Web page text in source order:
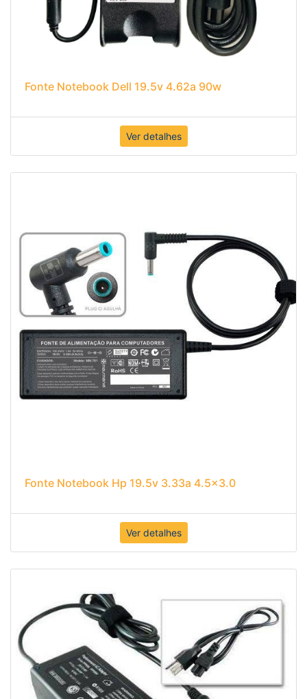
Fonte Notebook Dell 19.5v 4.62a 90w
Ver detalhes
Fonte Notebook Hp 19.5v 3.33a 4.5x3.0
Ver detalhes